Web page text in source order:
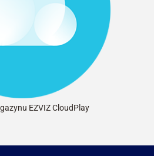
EZVIZ CloudPlay